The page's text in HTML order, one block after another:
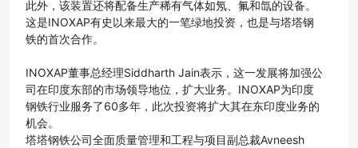
此外，该装置还将配备生产稀有气体如氖、氟和氙的设备。
这是INOXAP有史以来最大的一笔绿地投资，也是与塔塔钢
铁的首次合作。
INOXAP董事总经理Siddharth Jain表示，这一发展将加强公
司在印度东部的市场领导地位，扩大业务。INOXAP为印度
钢铁行业服务了60多年，此次投资将扩大其在东印度业务的
机会。
塔塔钢铁公司全面质量管理和工程与项目副总裁Avneesh